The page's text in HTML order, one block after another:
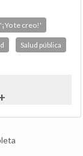
te creo!'
Salud pública